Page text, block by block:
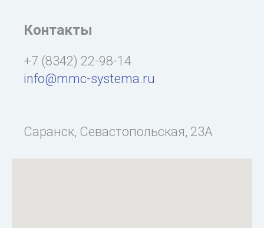
Контакты
+7 (8342) 22-98-14
info@mmc-systema.ru
Саранск, Севастопольская, 23А